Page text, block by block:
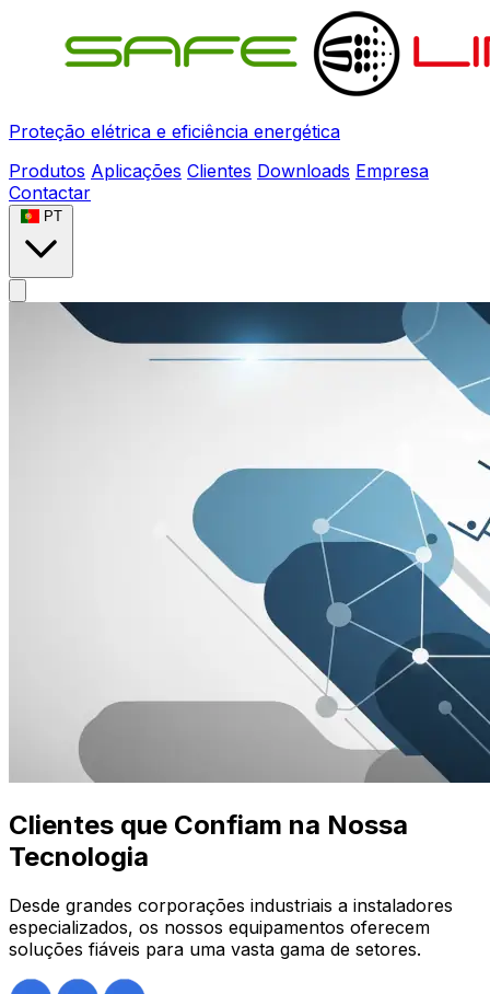
Proteção elétrica e eficiência energética
Produtos Aplicações Clientes Downloads Empresa
Contactar
PT
Clientes que Confiam na Nossa
Tecnologia
Desde grandes corporações industriais a instaladores
especializados, os nossos equipamentos oferecem
soluções fiáveis para uma vasta gama de setores.